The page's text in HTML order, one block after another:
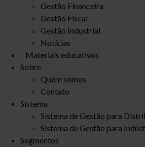
Gestão Financeira
Gestão Fiscal
Gestão Industrial
Notícias
Materiais educativos
Sobre
Quem somos
Contato
Sistema
Sistema de Gestão para
Sistema de Gestão para
Segmentos